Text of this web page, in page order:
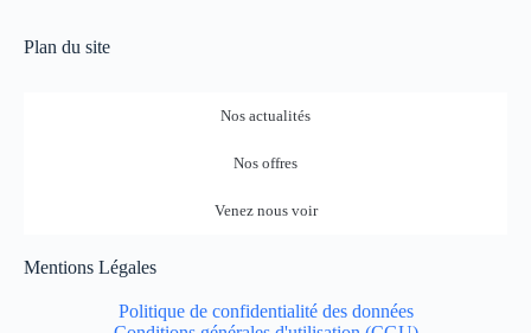
Plan du site
Nos actualités
Nos offres
Venez nous voir
Mentions Légales
Politique de confidentialité des données